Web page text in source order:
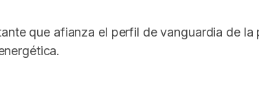
que afianza el perfil de vanguardia de la